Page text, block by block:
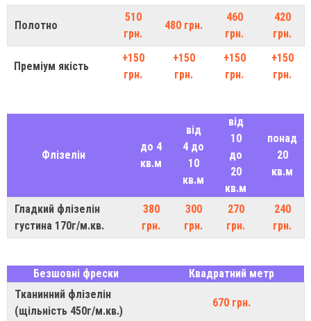
Полотно
510
грн.
480 грн.
460
грн.
420
грн.
Преміум якість
+150
грн.
+150
грн.
+150
грн.
+150
грн.
Флізелін
до 4
кв.м
від
4 до
10
кв.м
від
10
до
20
кв.м
понад
20
кв.м
Гладкий флізелін
густина 170г/м.кв.
380
грн.
300
грн.
270
грн.
240
грн.
Безшовні фрески
Квадратний метр
Тканинний флізелін
(щільність 450г/м.кв.)
670 грн.